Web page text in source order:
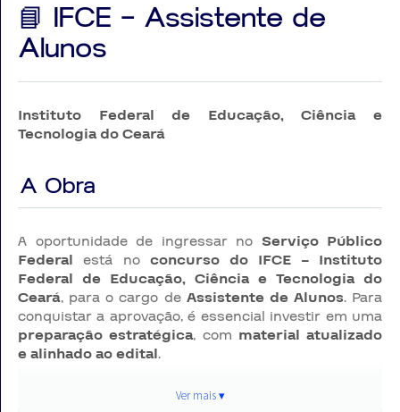
📘 IFCE – Assistente de
Alunos
Instituto Federal de Educação, Ciência e
Tecnologia do Ceará
A Obra
A oportunidade de ingressar no Serviço Público
Federal está no concurso do IFCE – Instituto
Federal de Educação, Ciência e Tecnologia do
Ceará, para o cargo de Assistente de Alunos. Para
conquistar a aprovação, é essencial investir em uma
preparação estratégica, com material atualizado
e alinhado ao edital.
No cenário altamente competitivo dos
Ver mais ▾